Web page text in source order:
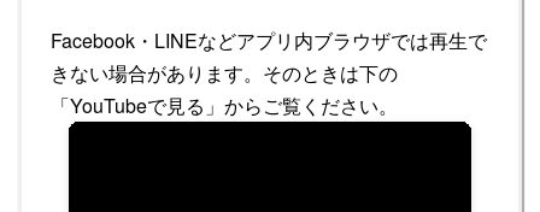
Facebook・LINEなどアプリ内ブラウザでは再生で
きない場合があります。そのときは下の
「YouTubeで見る」からご覧ください。